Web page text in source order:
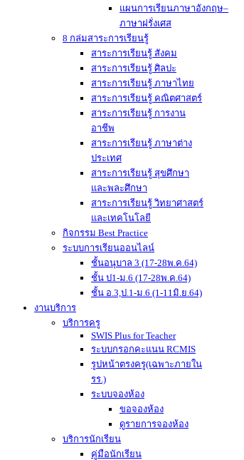
แผนการเรียนภาษาอังกฤษ–
ภาษาฝรั่งเศส
8 กล่มสาระการเรียนรู้
สาระการเรียนรู้ สังคม
สาระการเรียนรู้ ศิลปะ
สาระการเรียนรู้ ภาษาไทย
สาระการเรียนรู้ คณิตศาสตร์
สาระการเรียนรู้ การงาน
อาชีพ
สาระการเรียนรู้ ภาษาต่าง
ประเทศ
สาระการเรียนรู้ สุขศึกษา
และพละศึกษา
สาระการเรียนรู้ วิทยาศาสตร์
และเทคโนโลยี
กิจกรรม Best Practice
ระบบการเรียนออนไลน์
ชั้นอนุบาล 3 (17-28พ.ค.64)
ชั้น ป1-ม.6 (17-28พ.ค.64)
ชั้น อ.3,ป.1-ม.6 (1-11มิ.ย.64)
งานบริการ
บริการครู
SWIS Plus for Teacher
ระบบกรอกคะแนน RCMIS
รูปหน้าตรงครู(เฉพาะภายใน
รร.)
ระบบจองห้อง
ขอจองห้อง
ดูรายการจองห้อง
บริการนักเรียน
คู่มือนักเรียน